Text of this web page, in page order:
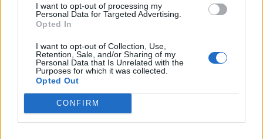
I want to opt-out of processing my
Personal Data for Targeted Advertising.
Opted In
I want to opt-out of Collection, Use,
Retention, Sale, and/or Sharing of my
Personal Data that Is Unrelated with the
Purposes for which it was collected.
Opted Out
CONFIRM